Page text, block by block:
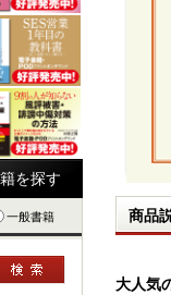
商品
大人気
を探す
一般書籍